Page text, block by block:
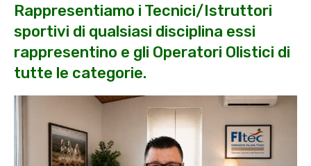
Rappresentiamo i Tecnici/Istruttori
sportivi di qualsiasi disciplina essi
rappresentino e gli Operatori Olistici di
tutte le categorie.